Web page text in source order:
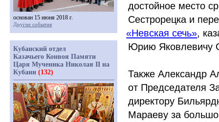
достойное место
Сестрорецка и
«Невская сечь»,
Юрию Яковлевичу
Также Александр
от Председателя
директору
Мараеву за
основан 15 июня 2018 г.
Другие события
Кубанский отдел
Казачьего Конвоя Памяти
Царя Мученика Николая II на
Кубани (132)